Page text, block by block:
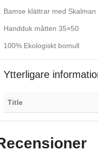
Bamse klättrar med
Handduk måtten 35×50
100% Ekologiskt bomull
Ytterligare
Title